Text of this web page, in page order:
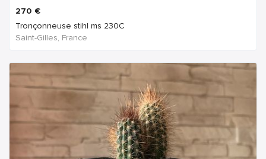
270 €
Tronçonneuse stihl ms 230C
Saint-Gilles, France